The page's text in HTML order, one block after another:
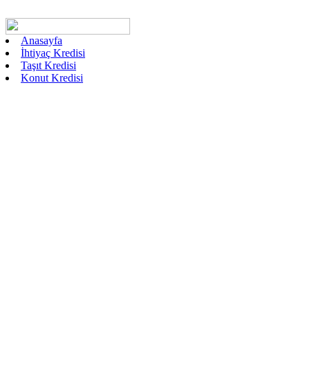
Anasayfa
İhtiyaç Kredisi
Taşıt Kredisi
Konut Kredisi